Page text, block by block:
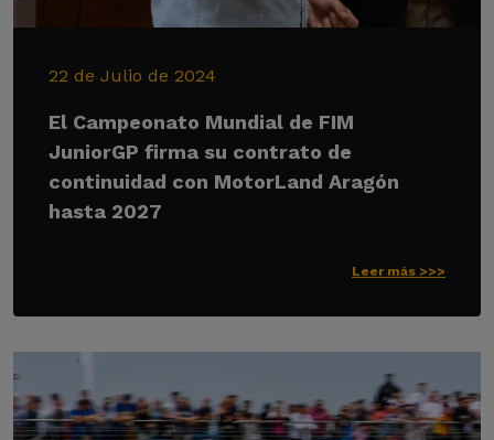
22 de Julio de 2024
El Campeonato Mundial de FIM
JuniorGP firma su contrato de
continuidad con MotorLand Aragón
hasta 2027
Leer más >>>